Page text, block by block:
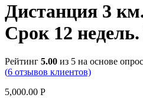
Дистанция 3
Срок 12
Рейтинг 5.00 из 5 на основе
(6 отзывов клиентов)
5,000.00 Р